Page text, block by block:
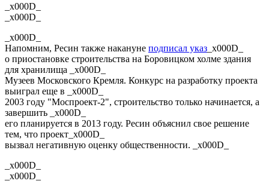
_x000D_
_x000D_
_x000D_
Напомним, Ресин также накануне подписал указ _x000D_
о приостановке строительства на Боровицком холме здания
для хранилища _x000D_
Музеев Московского Кремля. Конкурс на разработку проекта
выиграл еще в _x000D_
2003 году "Моспроект-2", строительство только начинается, а
завершить _x000D_
его планируется в 2013 году. Ресин объяснил свое решение
тем, что проект_x000D_
вызвал негативную оценку общественности. _x000D_
_x000D_
_x000D_